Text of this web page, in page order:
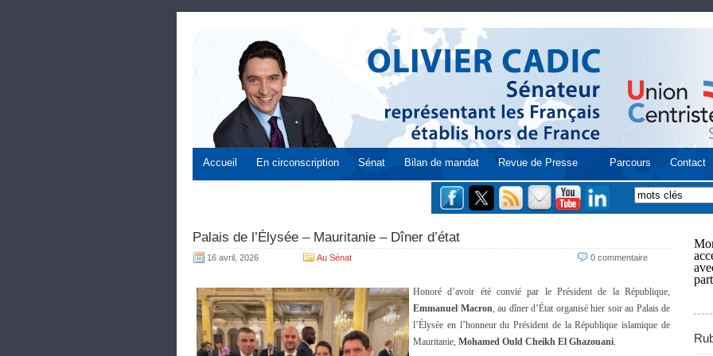
Accueil En circonscription Sénat Bilan de mandat Revue de Presse Parcours Contact
Palais de l’Élysée – Mauritanie – Dîner d’état
16 avril, 2026 Au Sénat 0 commentaire
Honoré d’avoir été convié par le Président de la République,
Emmanuel Macron, au dîner d’État organisé hier soir au Palais de
l’Élysée en l’honneur du Président de la République islamique de
Mauritanie, Mohamed Ould Cheikh El Ghazouani.